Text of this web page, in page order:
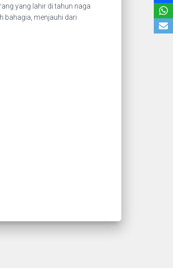
yang lahir di tahun naga
bahagia, menjauhi dari